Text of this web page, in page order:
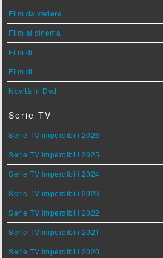
Film da vedere
Film al cinema
Film di
Film di
Novità in Dvd
Serie TV
Serie TV imperdibili 2026
Serie TV imperdibili 2025
Serie TV imperdibili 2024
Serie TV imperdibili 2023
Serie TV imperdibili 2022
Serie TV imperdibili 2021
Serie TV imperdibili 2020